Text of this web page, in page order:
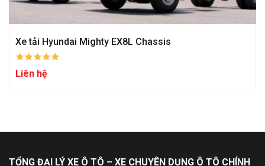
Xe tải Hyundai Mighty EX8L Chassis
Liên hệ
TỔNG ĐẠI LÝ XE Ô TÔ – XE CHUYÊN DỤNG Ô TÔ CHÍNH